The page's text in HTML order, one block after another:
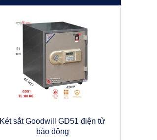
Két sắt Goodwill GD51 điện tử
báo động